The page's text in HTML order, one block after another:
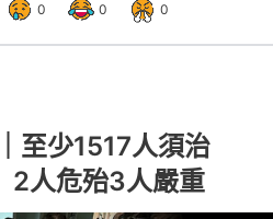
0 0 0
至少1517人須治
危殆3人嚴重